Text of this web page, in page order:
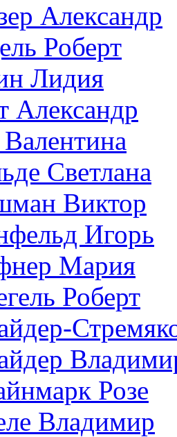
Александр
Роберт
Лидия
Александр
Светлана
Виктор
Игорь
Мария
Роберт
Розe
Владимир